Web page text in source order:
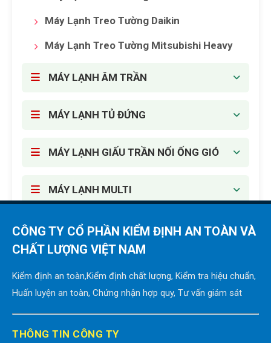
Máy Lạnh Treo Tường Daikin
Máy Lạnh Treo Tường Mitsubishi Heavy
MÁY LẠNH ÂM TRẦN
MÁY LẠNH TỦ ĐỨNG
MÁY LẠNH GIẤU TRẦN NỐI ỐNG GIÓ
MÁY LẠNH MULTI
MÁY LẠNH TRUNG TÂM VRV-VRF
CÔNG TY CỔ PHẦN KIỂM ĐỊNH AN TOÀN VÀ
CHẤT LƯỢNG VIỆT NAM
Kiểm định an toàn,Kiểm định chất lượng, Kiểm tra hiệu chuẩn,
Huấn luyện an toàn, Chứng nhận hợp quy, Tư vấn giám sát
THÔNG TIN CÔNG TY